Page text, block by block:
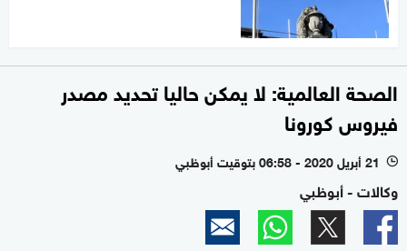
الصحة العالمية: لا يمكن حاليا تحديد مصدر
فيروس كورونا
l 21 أبريل 2020 - 06:58 بتوقيت أبوظبي
وكالات - أبوظبي